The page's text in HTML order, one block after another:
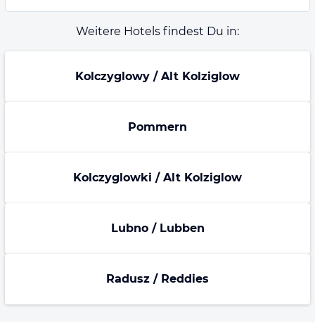
Weitere Hotels findest Du in:
Kolczyglowy / Alt Kolziglow
Pommern
Kolczyglowki / Alt Kolziglow
Lubno / Lubben
Radusz / Reddies